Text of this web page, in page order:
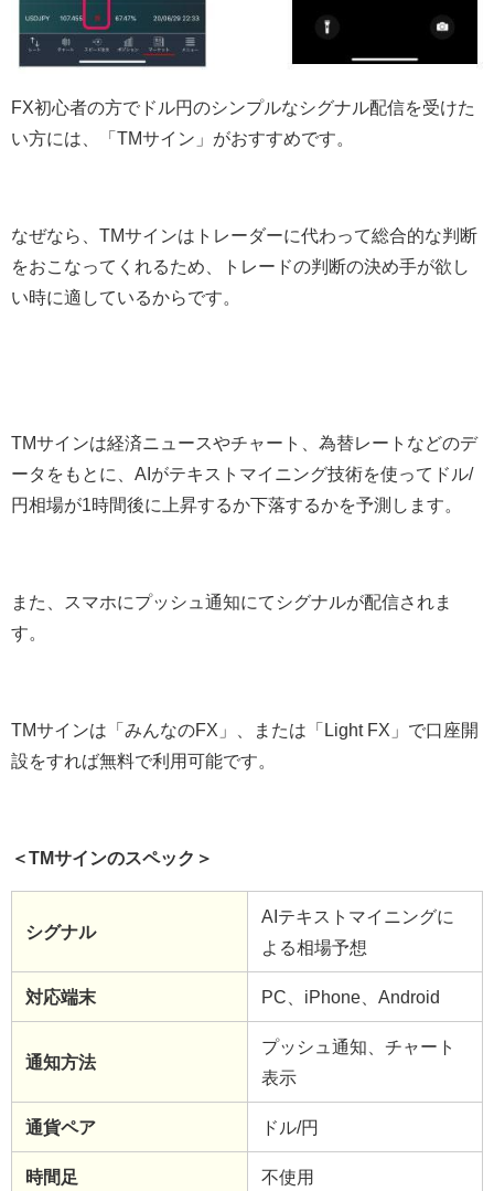
FX初心者の方でドル円のシンプルなシグナル配信を受けた
い方には、「TMサイン」がおすすめです。
なぜなら、TMサインはトレーダーに代わって総合的な判断
をおこなってくれるため、トレードの判断の決め手が欲し
い時に適しているからです。
TMサインは経済ニュースやチャート、為替レートなどのデ
ータをもとに、AIがテキストマイニング技術を使ってドル/
円相場が1時間後に上昇するか下落するかを予測します。
また、スマホにプッシュ通知にてシグナルが配信されま
す。
TMサインは「みんなのFX」、または「Light FX」で口座開
設をすれば無料で利用可能です。
＜TMサインのスペック＞
シグナル
AIテキストマイニングに
よる相場予想
対応端末 PC、iPhone、Android
通知方法
プッシュ通知、チャート
表示
通貨ペア ドル/円
時間足 不使用